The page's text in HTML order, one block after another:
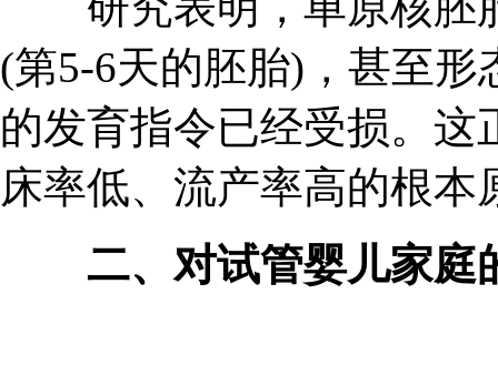
(第5-6天的胚胎)，甚至
的发育指令已经受损。
床率低、流产率高的根本
二、对试管婴儿家庭